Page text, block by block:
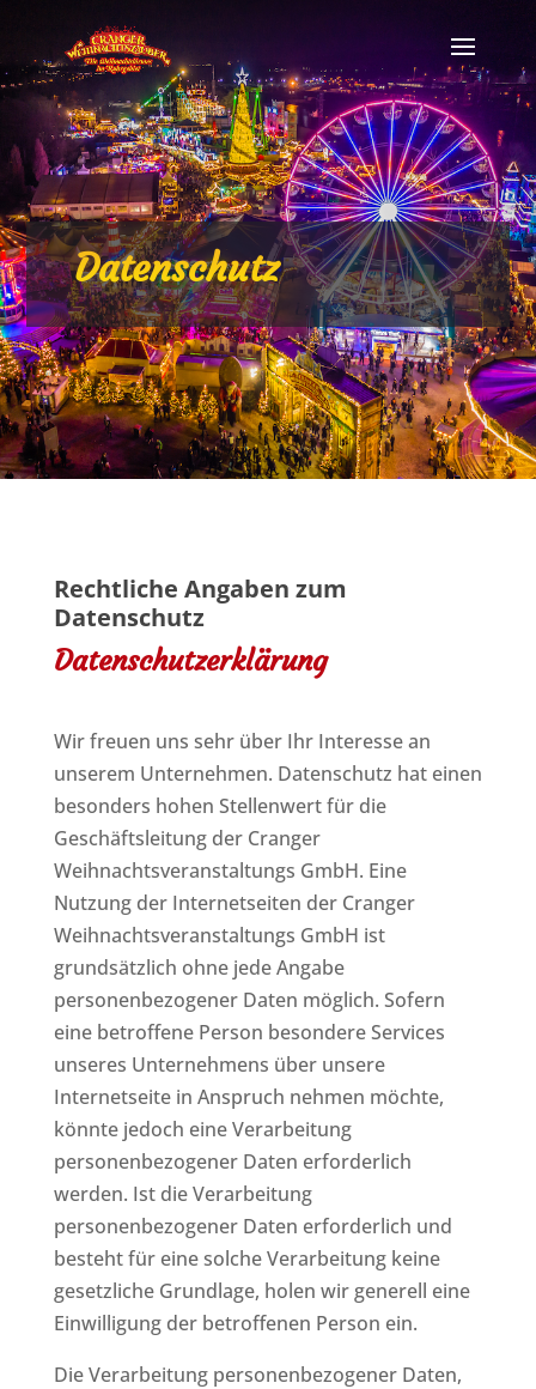
Datenschutz
Rechtliche Angaben zum
Datenschutz
Datenschutzerklärung
Wir freuen uns sehr über Ihr Interesse an
unserem Unternehmen. Datenschutz hat einen
besonders hohen Stellenwert für die
Geschäftsleitung der Cranger
Weihnachtsveranstaltungs GmbH. Eine
Nutzung der Internetseiten der Cranger
Weihnachtsveranstaltungs GmbH ist
grundsätzlich ohne jede Angabe
personenbezogener Daten möglich. Sofern
eine betroffene Person besondere Services
unseres Unternehmens über unsere
Internetseite in Anspruch nehmen möchte,
könnte jedoch eine Verarbeitung
personenbezogener Daten erforderlich
werden. Ist die Verarbeitung
personenbezogener Daten erforderlich und
besteht für eine solche Verarbeitung keine
gesetzliche Grundlage, holen wir generell eine
Einwilligung der betroffenen Person ein.
Die Verarbeitung personenbezogener Daten,